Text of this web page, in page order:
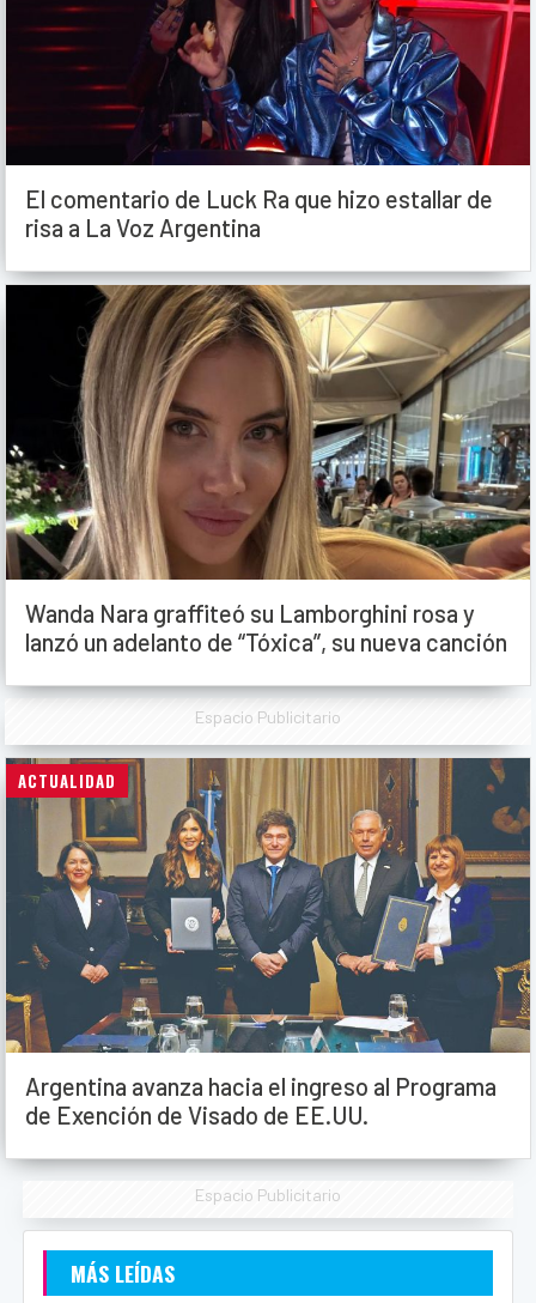
El comentario de Luck Ra que hizo estallar de
risa a La Voz Argentina
Wanda Nara graffiteó su Lamborghini rosa y
lanzó un adelanto de “Tóxica”, su nueva canción
Espacio Publicitario
ACTUALIDAD
Argentina avanza hacia el ingreso al Programa
de Exención de Visado de EE.UU.
Espacio Publicitario
MÁS LEÍDAS